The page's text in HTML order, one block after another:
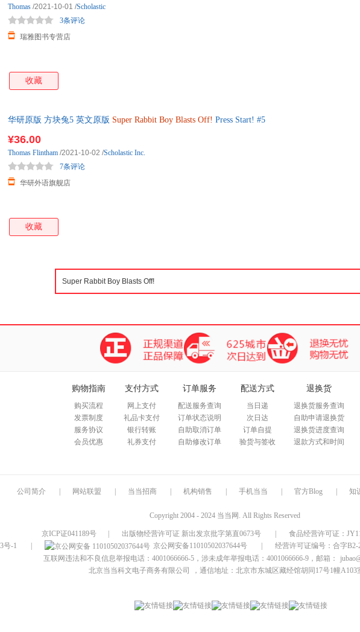
瑞雅图书专营店
3条评论
Thomas /2021-10-01 /Scholastic
收藏
华研原版 方块兔5 英文原版 Super Rabbit Boy Blasts Off! Press Start! #5
¥36.00
华研外语旗舰店
7条评论
Thomas Flintham /2021-10-02 /Scholastic Inc.
收藏
购物指南
购买流程
发票制度
服务协议
会员优惠
支付方式
网上支付
礼品卡支付
银行转账
礼券支付
订单服务
配送服务查询
订单状态说明
自助取消订单
自助修改订单
配送方式
当日递
次日达
订单自提
验货与签收
退换货
退换货服务查询
自助申请退换货
退换货进度查询
退款方式和时间
公司简介 网站联盟 当当招商 机构销售 手机当当 官方Blog 知
Copyright 2004 - 2024 当当网. All Rights Reserved
京ICP证041189号 出版物经营许可证 新出发京批字第直0673号
食品经营许可证：
号-1
京公网安备11010502037644号 经营许可证编号：合字B2-
互联网违法和不良信息举报电话：4001066666-5，涉未成年举报电话：4001066666-9，邮箱：
北京当当科文电子商务有限公司
，通信地址：北京市东城区藏经馆胡同17号1幢A103